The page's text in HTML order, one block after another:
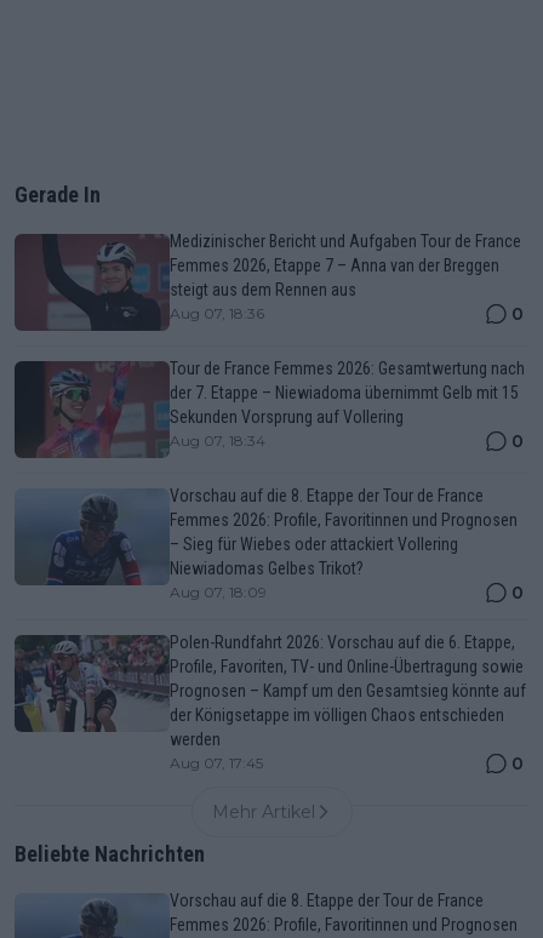
Gerade In
Medizinischer Bericht und Aufgaben Tour de France
Femmes 2026, Etappe 7 – Anna van der Breggen
steigt aus dem Rennen aus
Aug 07, 18:36 0
Tour de France Femmes 2026: Gesamtwertung nach
der 7. Etappe – Niewiadoma übernimmt Gelb mit 15
Sekunden Vorsprung auf Vollering
Aug 07, 18:34 0
Vorschau auf die 8. Etappe der Tour de France
Femmes 2026: Profile, Favoritinnen und Prognosen
– Sieg für Wiebes oder attackiert Vollering
Niewiadomas Gelbes Trikot?
Aug 07, 18:09 0
Polen-Rundfahrt 2026: Vorschau auf die 6. Etappe,
Profile, Favoriten, TV- und Online-Übertragung sowie
Prognosen – Kampf um den Gesamtsieg könnte auf
der Königsetappe im völligen Chaos entschieden
werden
Aug 07, 17:45 0
Mehr Artikel
Beliebte Nachrichten
Vorschau auf die 8. Etappe der Tour de France
Femmes 2026: Profile, Favoritinnen und Prognosen